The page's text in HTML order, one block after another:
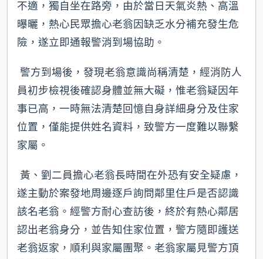
不適，獨自坐在路旁，由於當日天氣炎熱、高溫
曝曬，熱心民眾擔心老翁因缺乏水分補充發生危
險，遂立即通報警消到場協助。
警方到場後，發現老翁意識尚稱清楚，經消防人
員初步檢視後確認身體並無大礙，惟老翁疑因年
事已高，一時無法清楚回憶自身詳細身分及住家
位置，僅能提供姓名資料，致警方一度難以聯繫
家屬。
黃、劉二員擔心老翁長時間在外恐有安全疑慮，
遂主動於案發地周邊逐戶詢問鄰里住戶是否認識
該名老翁。經警方耐心查訪後，終於有熱心鄰居
認出老翁身分，並告知住家位置，警方隨即護送
老翁返家，順利與家屬團聚。老翁家屬見警方頂